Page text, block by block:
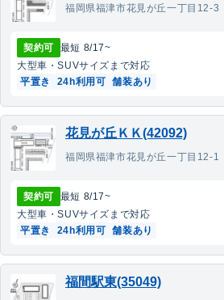
福岡県福津市花見が丘一丁目12-3
契約可 最短 8/17~
大型車・SUVサイズまで対応
平置き
24h利用可 舗装あり
花見が丘ＫＫ(42092)
福岡県福津市花見が丘一丁目12-1
契約可 最短 8/17~
大型車・SUVサイズまで対応
平置き
24h利用可 舗装あり
福間駅東(35049)